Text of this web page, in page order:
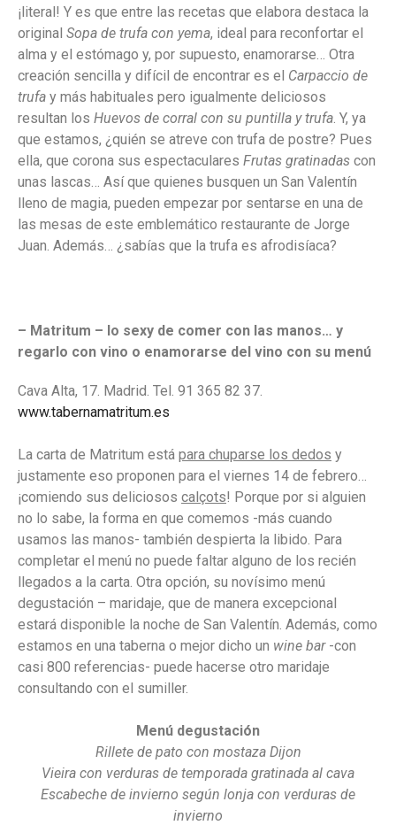
¡literal! Y es que entre las recetas que elabora destaca la
original Sopa de trufa con yema, ideal para reconfortar el
alma y el estómago y, por supuesto, enamorarse… Otra
creación sencilla y difícil de encontrar es el Carpaccio de
trufa y más habituales pero igualmente deliciosos
resultan los Huevos de corral con su puntilla y trufa. Y, ya
que estamos, ¿quién se atreve con trufa de postre? Pues
ella, que corona sus espectaculares Frutas gratinadas con
unas lascas… Así que quienes busquen un San Valentín
lleno de magia, pueden empezar por sentarse en una de
las mesas de este emblemático restaurante de Jorge
Juan. Además… ¿sabías que la trufa es afrodisíaca?
– Matritum – lo sexy de comer con las manos… y
regarlo con vino o enamorarse del vino con su menú
Cava Alta, 17. Madrid. Tel. 91 365 82 37.
www.tabernamatritum.es
La carta de Matritum está para chuparse los dedos y
justamente eso proponen para el viernes 14 de febrero…
¡comiendo sus deliciosos calçots! Porque por si alguien
no lo sabe, la forma en que comemos -más cuando
usamos las manos- también despierta la libido. Para
completar el menú no puede faltar alguno de los recién
llegados a la carta. Otra opción, su novísimo menú
degustación – maridaje, que de manera excepcional
estará disponible la noche de San Valentín. Además, como
estamos en una taberna o mejor dicho un wine bar-con
casi 800 referencias- puede hacerse otro maridaje
consultando con el sumiller.
Menú degustación
Rillete de pato con mostaza Dijon
Vieira con verduras de temporada gratinada al cava
Escabeche de invierno según lonja con verduras de
invierno